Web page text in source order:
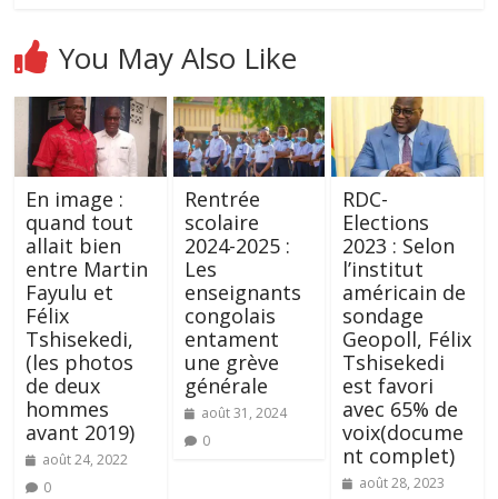
You May Also Like
En image :
quand tout
allait bien
entre Martin
Fayulu et
Félix
Tshisekedi,
(les photos
de deux
hommes
avant 2019)
août 24, 2022
0
Rentrée
scolaire
2024-2025 :
Les
enseignants
congolais
entament
une grève
générale
août 31, 2024
0
RDC-
Elections
2023 : Selon
l’institut
américain de
sondage
Geopoll, Félix
Tshisekedi
est favori
avec 65% de
voix(docume
nt complet)
août 28, 2023